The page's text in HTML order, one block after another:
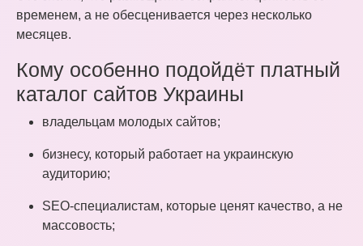
временем, а не обесценивается через несколько
месяцев.
Кому особенно подойдёт платный
каталог сайтов Украины
владельцам молодых сайтов;
бизнесу, который работает на украинскую
аудиторию;
SEO-специалистам, которые ценят качество, а не
массовость;